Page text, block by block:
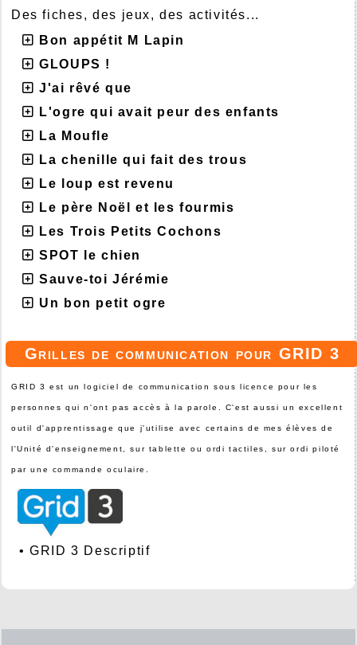
Des fiches, des jeux, des activités...
Bon appétit M Lapin
GLOUPS !
J'ai rêvé que
L'ogre qui avait peur des enfants
La Moufle
La chenille qui fait des trous
Le loup est revenu
Le père Noël et les fourmis
Les Trois Petits Cochons
SPOT le chien
Sauve-toi Jérémie
Un bon petit ogre
Grilles de communication pour GRID 3
GRID 3 est un logiciel de communication sous licence pour les
personnes qui n'ont pas accès à la parole. C'est aussi un excellent
outil d'apprentissage que j'utilise avec certains de mes élèves de
l'Unité d'enseignement, sur tablette ou ordi tactiles, sur ordi piloté
par une commande oculaire.
•GRID 3 Descriptif